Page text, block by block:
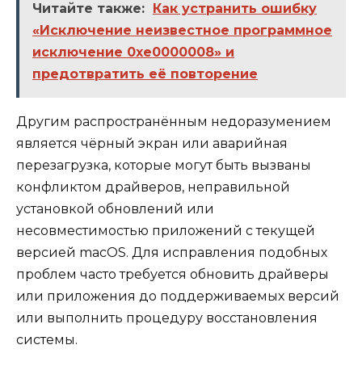
Читайте также:
Как устранить ошибку
«Исключение неизвестное программное
исключение 0xe0000008» и
предотвратить её повторение
Другим распространённым недоразумением
является чёрный экран или аварийная
перезагрузка, которые могут быть вызваны
конфликтом драйверов, неправильной
установкой обновлений или
несовместимостью приложений с текущей
версией macOS. Для исправления подобных
проблем часто требуется обновить драйверы
или приложения до поддерживаемых версий
или выполнить процедуру восстановления
системы.